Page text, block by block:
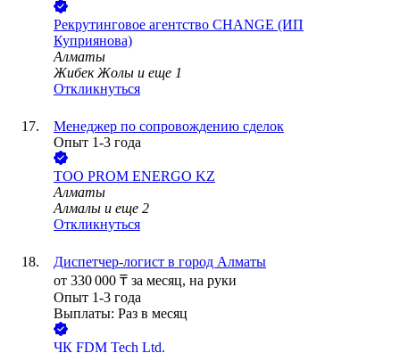
Рекрутинговое агентство CHANGE (ИП
Куприянова)
Алматы
Жибек Жолы и еще 1
Откликнуться
Менеджер по сопровождению сделок
Опыт 1-3 года
ТОО PROM ENERGO KZ
Алматы
Алмалы и еще 2
Откликнуться
Диспетчер-логист в город Алматы
от 330 000 ₸ за месяц, на руки
Опыт 1-3 года
Выплаты: Раз в месяц
ЧК FDM Tech Ltd.